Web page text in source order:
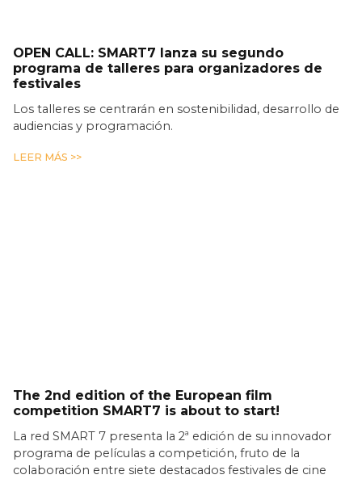
OPEN CALL: SMART7 lanza su segundo
programa de talleres para organizadores de
festivales
Los talleres se centrarán en sostenibilidad, desarrollo de
audiencias y programación.
LEER MÁS >>
The 2nd edition of the European film
competition SMART7 is about to start!
La red SMART 7 presenta la 2ª edición de su innovador
programa de películas a competición, fruto de la
colaboración entre siete destacados festivales de cine